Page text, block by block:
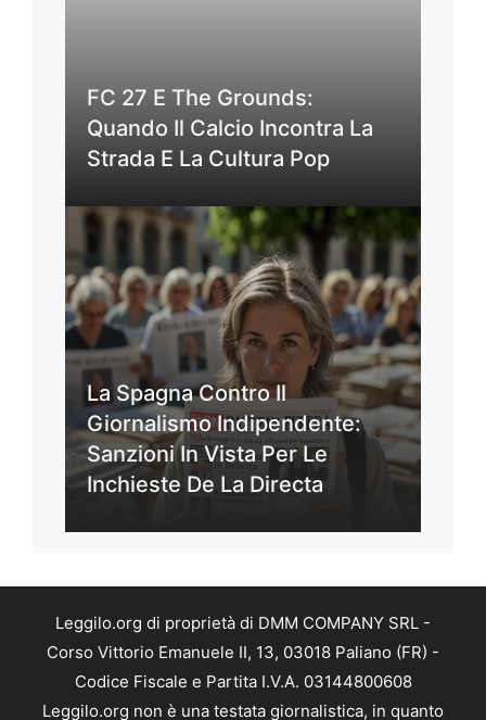
FC 27 E The Grounds:
Quando Il Calcio Incontra La
Strada E La Cultura Pop
La Spagna Contro Il
Giornalismo Indipendente:
Sanzioni In Vista Per Le
Inchieste De La Directa
Leggilo.org di proprietà di DMM COMPANY SRL -
Corso Vittorio Emanuele II, 13, 03018 Paliano (FR) -
Codice Fiscale e Partita I.V.A. 03144800608
Leggilo.org non è una testata giornalistica, in quanto